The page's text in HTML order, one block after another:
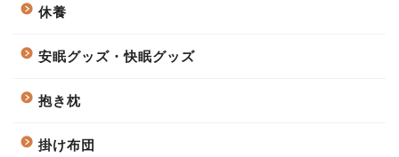
休養
安眠グッズ・快眠グッズ
抱き枕
掛け布団